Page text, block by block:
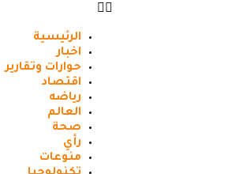
الرئيسية
اخبار
حوارات وتقارير
اقتصاد
رياضه
العالم
صحة
رأي
منوعات